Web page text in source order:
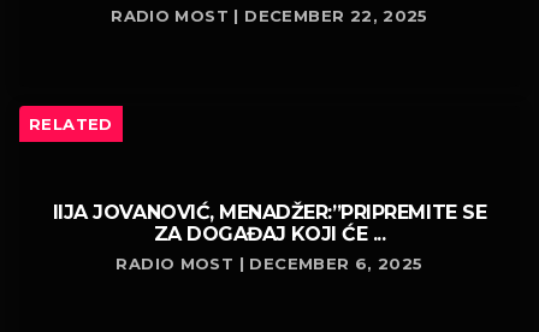
RADIO MOST | DECEMBER 22, 2025
RELATED
IIJA JOVANOVIĆ, MENADŽER:”PRIPREMITE SE
ZA DOGAĐAJ KOJI ĆE ...
RADIO MOST | DECEMBER 6, 2025